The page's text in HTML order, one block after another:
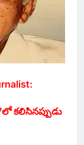
కలిసినప్పుడు